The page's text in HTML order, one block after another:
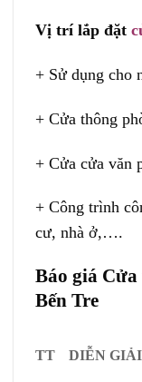
Vị trí lắp đặt
+ Sử dụng cho
+ Cửa thông
+ Cửa cửa văn
+ Công trình
cư, nhà ở,….
Báo giá
Bến Tre
TT DIỄN GIẢI